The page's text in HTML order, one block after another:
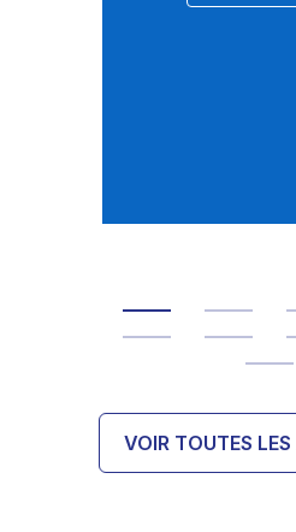
VOIR TOUTES